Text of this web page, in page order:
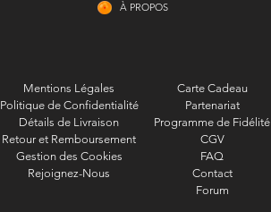
À PROPOS
Mentions Légales
Politique de Confidentialité
Détails de Livraison
Retour et Remboursement
Gestion des Cookies
Rejoignez-Nous
Carte Cadeau
Partenariat
Programme de Fidélité
CGV
FAQ
Contact
Forum